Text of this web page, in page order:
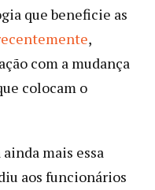
que beneficie as
,
com a mudança
colocam o
mais essa
aos funcionários